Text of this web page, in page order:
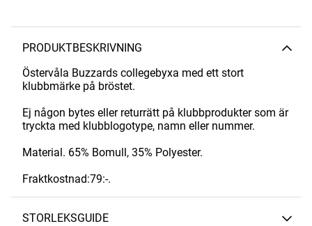
PRODUKTBESKRIVNING
Östervåla Buzzards collegebyxa med ett stort
klubbmärke på bröstet.
Ej någon bytes eller returrätt på klubbprodukter som är
tryckta med klubblogotype, namn eller nummer.
Material. 65% Bomull, 35% Polyester.
Fraktkostnad:79:-.
STORLEKSGUIDE